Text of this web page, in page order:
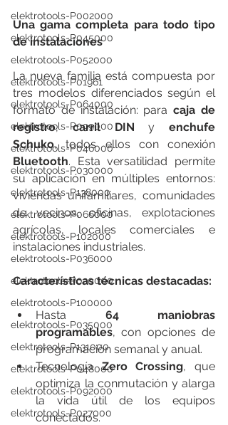
elektrotools-P002000
elektrotools-P045000
elektrotools-P052000
elektrotools-P01961
elektrotools-P064000
elektrotools-P099000
elektrotools-P046000
elektrotools-P030000
elektrotools-P138000
elektrotools-P066000
elektrotools-P102000
elektrotools-P036000
elektrotools-P020000
elektrotools-P100000
elektrotools-P035000
elektrotools-P131000
elektrotools-P048000
elektrotools-P092000
elektrotools-P027000
Una gama completa para todo tipo
de instalaciones
La nueva familia está compuesta por
tres modelos diferenciados según el
formato de instalación: para caja de
registro, carril DIN y enchufe
Schuko
Bluetooth. Esta versatilidad permite
su aplicación en múltiples entornos:
viviendas unifamiliares, comunidades
de vecinos, oficinas, explotaciones
agrícolas, locales comerciales e
instalaciones industriales.
Características técnicas destacadas:
Hasta 64 maniobras
programables, con opciones de
programación semanal y anual.
Tecnología Zero Crossing, que
optimiza la conmutación y alarga
la vida útil de los equipos
conectados.